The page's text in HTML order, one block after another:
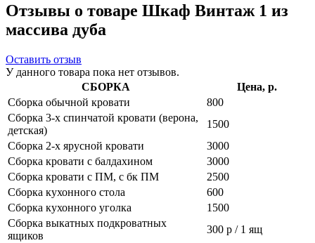
Отзывы о товаре Шкаф Винтаж 1 из
массива дуба
Оставить отзыв
У данного товара пока нет отзывов.
СБОРКА
Цена, р.
Сборка обычной кровати
800
Сборка 3-х спинчатой кровати (верона,
детская)
1500
Сборка 2-х ярусной кровати
3000
Сборка кровати с балдахином
3000
Сборка кровати с ПМ, с бк ПМ
2500
Сборка кухонного стола
600
Сборка кухонного уголка
1500
Сборка выкатных подкроватных
ящиков
300 р / 1 ящ